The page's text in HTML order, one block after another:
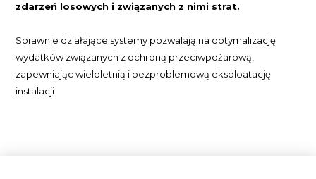
zdarzeń losowych i związanych z nimi strat.
Sprawnie działające systemy pozwalają na optymalizację
wydatków związanych z ochroną przeciwpożarową,
zapewniając wieloletnią i bezproblemową eksploatację
instalacji.